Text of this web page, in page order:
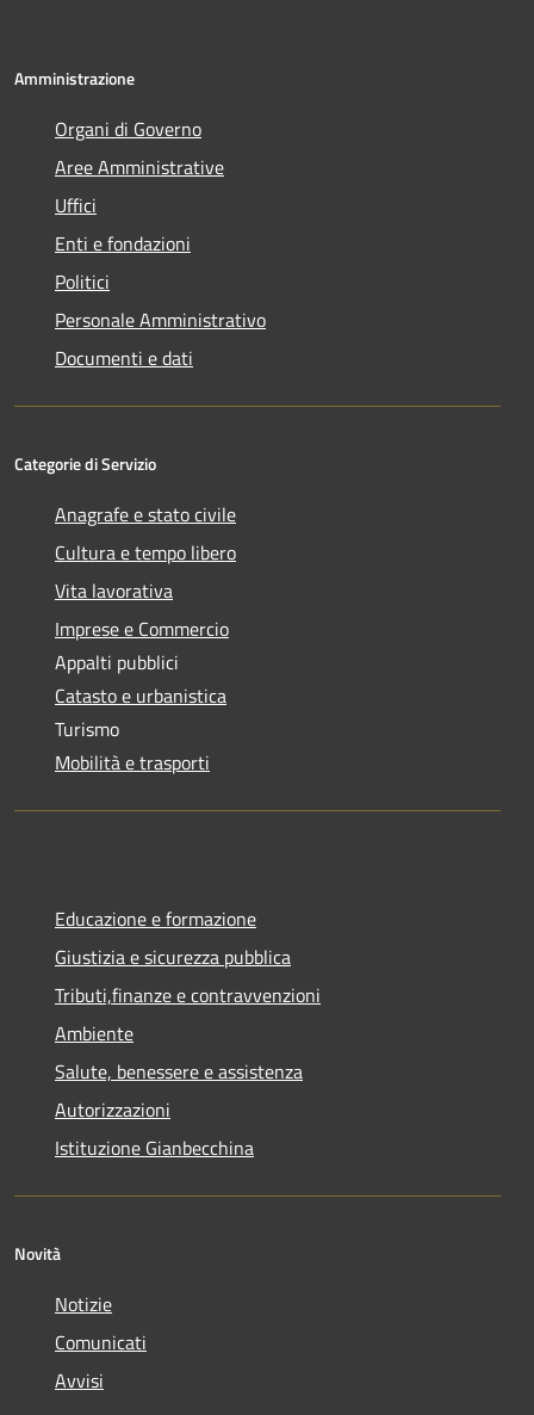
Amministrazione
Organi di Governo
Aree Amministrative
Uffici
Enti e fondazioni
Politici
Personale Amministrativo
Documenti e dati
Categorie di Servizio
Anagrafe e stato civile
Cultura e tempo libero
Vita lavorativa
Imprese e Commercio
Appalti pubblici
Catasto e urbanistica
Turismo
Mobilità e trasporti
Educazione e formazione
Giustizia e sicurezza pubblica
Tributi,finanze e contravvenzioni
Ambiente
Salute, benessere e assistenza
Autorizzazioni
Istituzione Gianbecchina
Novità
Notizie
Comunicati
Avvisi